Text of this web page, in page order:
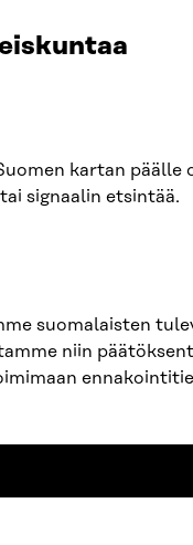
suomalaisten
niin